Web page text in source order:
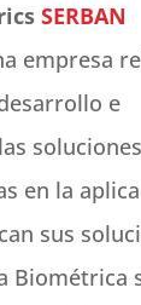
SERBAN
empresa
e
en la
sus
Biométrica